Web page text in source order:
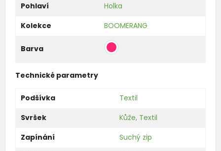
Pohlaví
Holka
Kolekce
BOOMERANG
Barva
Technické parametry
Podšívka
Textil
Svršek
Kůže, Textil
Zapínání
Suchý zip